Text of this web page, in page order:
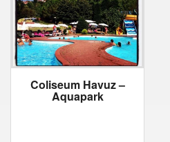
Coliseum Havuz –
Aquapark